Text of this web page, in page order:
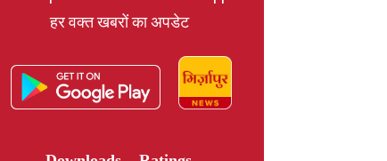
हर वक्त खबरों का अपडेट